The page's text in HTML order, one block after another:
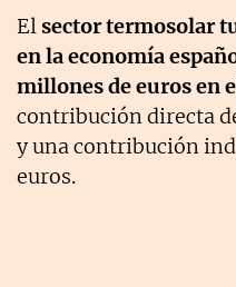
Elsector termosolar
en la economía
millones de euros en
contribución directa
y una contribución
euros.